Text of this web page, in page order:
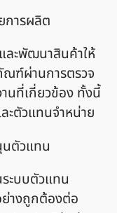
การผลิต
ละพัฒนาสินค้าให้
ฑ์ผ่านการตรวจ
นที่เกี่ยวข้อง ทั้งนี้
ะตัวแทนจำหน่าย
นตัวแทน
ะบบตัวแทน
ย่างถูกต้องต่อ